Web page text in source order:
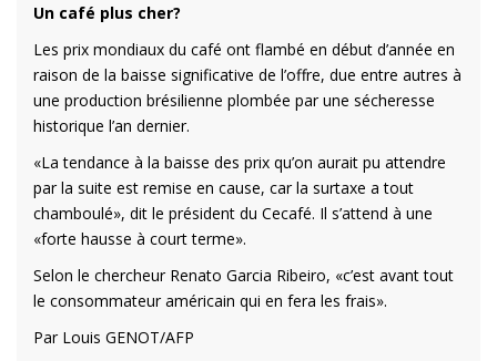
Un café plus cher?
Les prix mondiaux du café ont flambé en début d’année en
raison de la baisse significative de l’offre, due entre autres à
une production brésilienne plombée par une sécheresse
historique l’an dernier.
«La tendance à la baisse des prix qu’on aurait pu attendre
par la suite est remise en cause, car la surtaxe a tout
chamboulé», dit le président du Cecafé. Il s’attend à une
«forte hausse à court terme».
Selon le chercheur Renato Garcia Ribeiro, «c’est avant tout
le consommateur américain qui en fera les frais».
Par Louis GENOT/AFP